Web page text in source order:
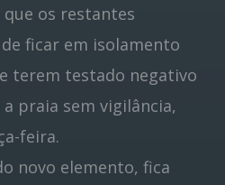
os restantes
ficar em isolamento
terem testado negativo
praia sem vigilância,
feira.
novo elemento, fica